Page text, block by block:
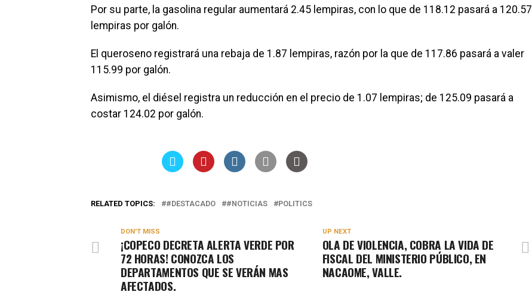
Por su parte, la gasolina regular aumentará 2.45 lempiras, con lo que de 118.12 pasará a 120.57
lempiras por galón.
El queroseno registrará una rebaja de 1.87 lempiras, razón por la que de 117.86 pasará a valer
115.99 por galón.
Asimismo, el diésel registra un reducción en el precio de 1.07 lempiras; de 125.09 pasará a
costar 124.02 por galón.
RELATED TOPICS: #DESTACADO #NOTICIAS POLITICS
UP NEXT
OLA DE VIOLENCIA, COBRA LA VIDA DE
FISCAL DEL MINISTERIO PÚBLICO, EN
NACAOME, VALLE.
DON'T MISS
¡COPECO DECRETA ALERTA VERDE POR
72 HORAS! CONOZCA LOS
DEPARTAMENTOS QUE SE VERÁN MAS
AFECTADOS.